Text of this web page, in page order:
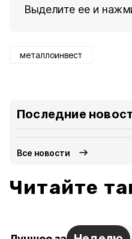
Выделите ее и
металлоинвест
Последние
Все новости
Читайте